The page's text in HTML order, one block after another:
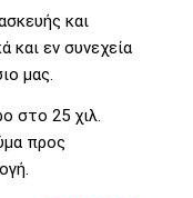
και
και εν συνεχεία
μας.
στο 25 χιλ.
προς